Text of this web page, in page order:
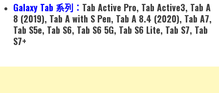
Galaxy Tab 系列： Tab Active Pro, Tab Active3, Tab A
8 (2019), Tab A with S Pen, Tab A 8.4 (2020), Tab A7,
Tab S5e, Tab S6, Tab S6 5G, Tab S6 Lite, Tab S7, Tab
S7+